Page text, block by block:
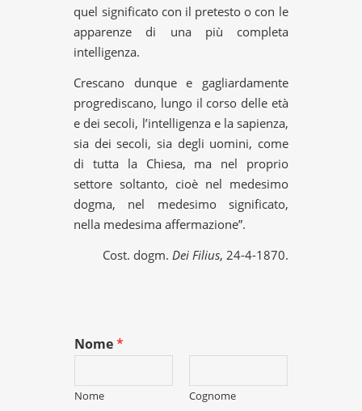
quel significato con il pretesto o con le
apparenze di una più completa
intelligenza.
Crescano dunque e gagliardamente
progrediscano, lungo il corso delle età
e dei secoli, l’intelligenza e la sapienza,
sia dei secoli, sia degli uomini, come
di tutta la Chiesa, ma nel proprio
settore soltanto, cioè nel medesimo
dogma, nel medesimo significato,
nella medesima affermazione”.
Cost. dogm. Dei Filius, 24-4-1870.
Nome*
Nome Cognome